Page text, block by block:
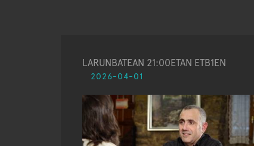
LARUNBATEAN 21:00ETAN ETB1EN
2026-04-01